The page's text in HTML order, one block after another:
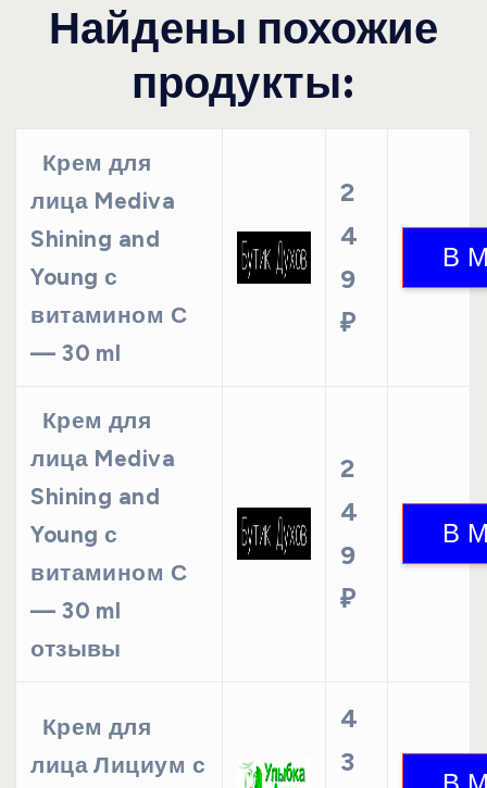
Найдены похожие
продукты:
Крем для
лица Mediva
Shining and
Young с
витамином С
— 30 ml
2
4
9
₽
Крем для
лица Mediva
Shining and
Young с
витамином С
— 30 ml
отзывы
2
4
9
₽
Крем для
лица Лициум с
4
3